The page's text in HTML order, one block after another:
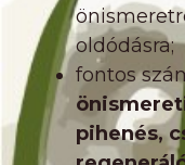
oldódásra;
fontos
pihenés,